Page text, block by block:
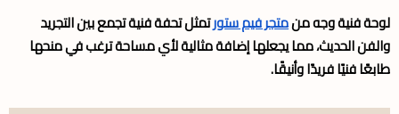
لوحة فنية وجه منمتجر فيم ستورتمثل تحفة فنية تجمع بين التجريد
والفن الحديث، مما يجعلها إضافة مثالية لأي مساحة ترغب في منحها
طابعًا فنيًا فريدًا وأنيقًا.